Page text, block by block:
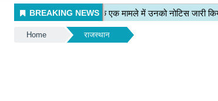
Home राजस्थान